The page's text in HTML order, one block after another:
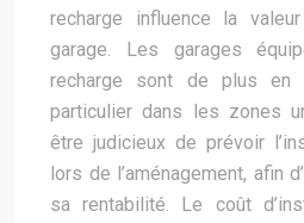
recharge influence la
garage. Les garages
recharge sont de plus en
particulier dans les zones
être judicieux de prévoir
lors de l’aménagement, afin
sa rentabilité. Le coût